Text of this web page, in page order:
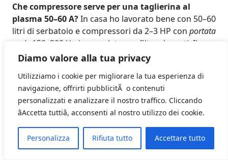
Diamo valore alla tua privacy
Utilizziamo i cookie per migliorare la tua esperienza di
navigazione, offrirti pubblicitÃ o contenuti
personalizzati e analizzare il nostro traffico. Cliccando
âAccetta tuttiâ, acconsenti al nostro utilizzo dei cookie.
Personalizza Rifiuta tutto Accettare tutto
Che compressore serve per una taglierina al
plasma 50–60 A?In casa ho lavorato bene con 50–60
litri di serbatoio e compressori da 2–3 HP con portata
reale 150–200 l/min, regolatore e filtro decenti. Il
dato importante è la portata a pressione, non solo i
HF, RF, arco pilota o contatto?Se avete budget,
l’arco pilota non‑touch è la scelta più versatile su
superfici sporche e grigliati. L’innesco a contatto
funziona ma usura di più i consumabili e richiede
mano più ferma all’avvio.